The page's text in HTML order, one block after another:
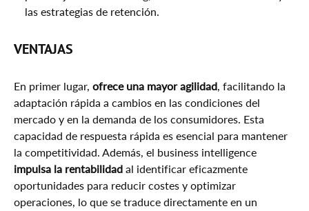
las estrategias de retención.
VENTAJAS
En primer lugar, ofrece una mayor agilidad, facilitando la
adaptación rápida a cambios en las condiciones del
mercado y en la demanda de los consumidores. Esta
capacidad de respuesta rápida es esencial para mantener
la competitividad. Además, el business intelligence
impulsa la rentabilidad al identificar eficazmente
oportunidades para reducir costes y optimizar
operaciones, lo que se traduce directamente en un